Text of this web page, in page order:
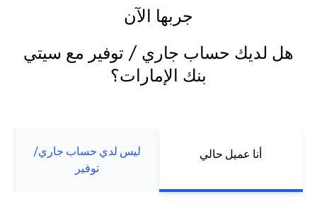
جربها الآن
هل لديك حساب جاري / توفير مع سيتي
بنك الإمارات؟
أنا عميل حالي
ليس لدي حساب جاري/
توفير